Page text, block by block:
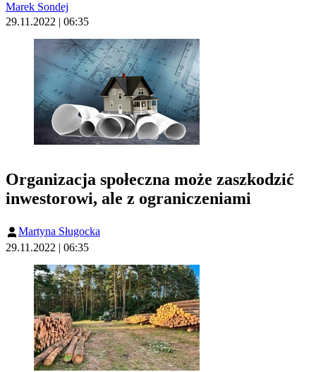
Marek Sondej
29.11.2022 | 06:35
Organizacja społeczna może zaszkodzić
inwestorowi, ale z ograniczeniami
Martyna Sługocka
29.11.2022 | 06:35